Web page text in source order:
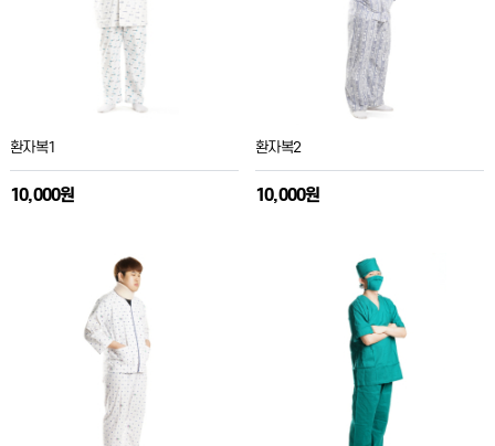
환자복1
10,000원
환자복2
10,000원